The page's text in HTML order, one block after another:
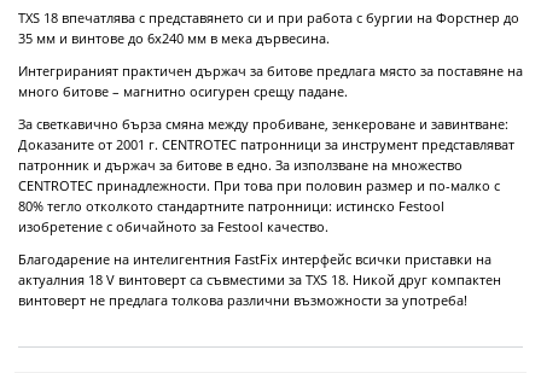
TXS 18 впечатлява с представянето си и при работа с бургии на Форстнер до
35 мм и винтове до 6x240 мм в мека дървесина.
Интегрираният практичен държач за битове предлага място за поставяне на
много битове – магнитно осигурен срещу падане.
За светкавично бърза смяна между пробиване, зенкероване и завинтване:
Доказаните от 2001 г. CENTROTEC патронници за инструмент представляват
патронник и държач за битове в едно. За използване на множество
CENTROTEC принадлежности. При това при половин размер и по-малко с
80% тегло отколкото стандартните патронници: истинско Festool
изобретение с обичайното за Festool качество.
Благодарение на интелигентния FastFix интерфейс всички приставки на
актуалния 18 V винтоверт са съвместими за TXS 18. Никой друг компактен
винтоверт не предлага толкова различни възможности за употреба!